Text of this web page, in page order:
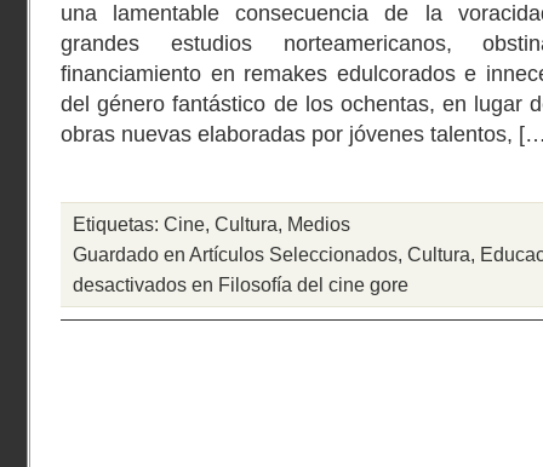
una lamentable consecuencia de la
grandes estudios norteamericanos,
financiamiento en remakes edulcorados e
del género fantástico de los ochentas, en lugar
obras nuevas elaboradas por jóvenes talentos,
Etiquetas: Cine, Cultura, Medios
Guardado en Artículos Seleccionados, Cultura,
desactivados en Filosofía del cine gore